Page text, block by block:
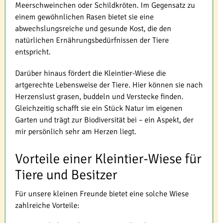
Meerschweinchen oder Schildkröten. Im Gegensatz zu
einem gewöhnlichen Rasen bietet sie eine
abwechslungsreiche und gesunde Kost, die den
natürlichen Ernährungsbedürfnissen der Tiere
entspricht.
Darüber hinaus fördert die Kleintier-Wiese die
artgerechte Lebensweise der Tiere. Hier können sie nach
Herzenslust grasen, buddeln und Verstecke finden.
Gleichzeitig schafft sie ein Stück Natur im eigenen
Garten und trägt zur Biodiversität bei – ein Aspekt, der
mir persönlich sehr am Herzen liegt.
Vorteile einer Kleintier-Wiese für
Tiere und Besitzer
Für unsere kleinen Freunde bietet eine solche Wiese
zahlreiche Vorteile: